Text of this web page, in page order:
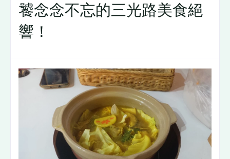
饕念念不忘的三光路美食絕
響！